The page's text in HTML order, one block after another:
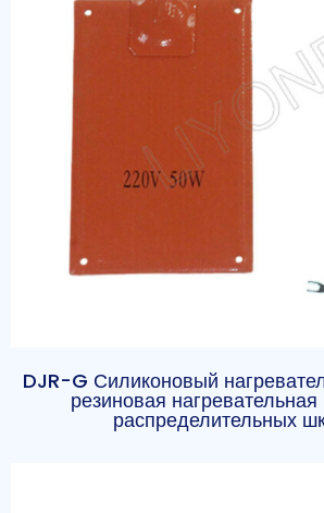
DJR-G Силиконовый
резиновая
распределительных